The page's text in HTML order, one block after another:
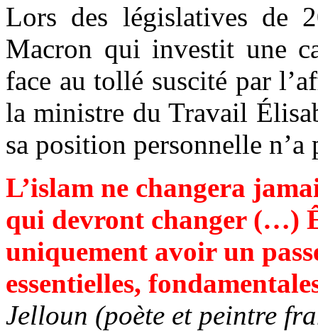
Lors des législatives de
Macron qui investit une
face au tollé suscité par
la ministre du Travail
sa position personnelle
L’islam ne changera
qui devront changer (…)
uniquement avoir un
essentielles,
Jelloun (poète et peintre